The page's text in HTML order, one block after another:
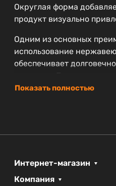
Округлая форма
продукт визуально
Одним из основных
использование
обеспечивает
CEZARES STYLUS-LC-
помогает экономить
системе, что делает
максимально удобной.
Показать полностью
Интернет-магазин
Компания